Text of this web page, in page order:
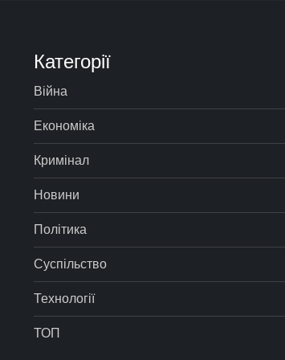
Категорії
Війна
Економіка
Кримінал
Новини
Політика
Суспільство
Технології
ТОП